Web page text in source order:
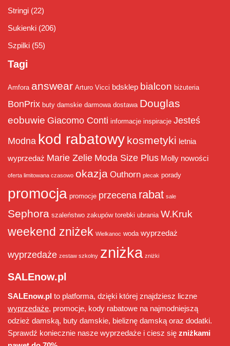
Stringi (22)
Sukienki (206)
Szpilki (55)
Tagi
Amfora answear Arturo Vicci bdsklep bialcon biżuteria
BonPrix buty damskie darmowa dostawa Douglas
eobuwie Giacomo Conti informacje inspiracje Jesteś
Modna kod rabatowy kosmetyki letnia
wyprzedaż Marie Zelie Moda Size Plus Molly nowości
oferta limitowana czasowo okazja Outhorn plecak porady
promocja promocje przecena rabat sale
Sephora szaleństwo zakupów torebki ubrania W.Kruk
weekend zniżek Wielkanoc woda wyprzedaż
wyprzedaże zestaw szkolny zniżka zniżki
SALEnow.pl
SALEnow.pl to platforma, dzięki której znajdziesz liczne
wyprzedaże, promocje, kody rabatowe na najmodniejszą
odzież damską, buty damskie, bieliznę damską oraz dodatki.
Sprawdź koniecznie nasze wyprzedaże i ciesz się zniżkami